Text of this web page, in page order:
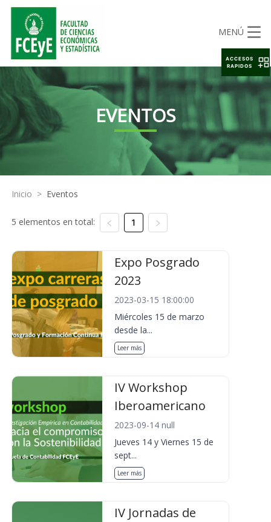
MENÚ
EVENTOS
Inicio > Eventos
5 elementos en total: 1
Expo Posgrado
2023
2023-03-15 18:00:00
Miércoles 15 de marzo
desde la...
Leer más
IV Workshop
Iberoamericano
2023-09-14 null
Jueves 14 y Viernes 15 de
sept...
Leer más
IV Jornadas de
ACCESOS
RAPIDOS